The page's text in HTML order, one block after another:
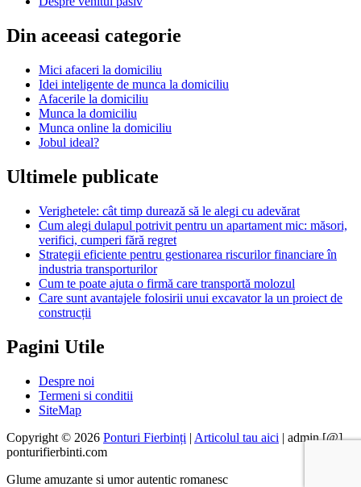
Din aceeasi categorie
Mici afaceri la domiciliu
Idei inteligente de munca la domiciliu
Afacerile la domiciliu
Munca la domiciliu
Munca online la domiciliu
Jobul ideal?
Ultimele publicate
Verighetele: cât timp durează să le alegi cu adevărat
Cum alegi dulapul potrivit pentru un apartament mic: măsori,
verifici, cumperi fără regret
Strategii eficiente pentru gestionarea riscurilor financiare în
industria transporturilor
Cum te poate ajuta o firmă care transportă molozul
Care sunt avantajele folosirii unui excavator la un proiect de
construcții
Pagini Utile
Despre noi
Termeni si conditii
SiteMap
Copyright © 2026 Ponturi Fierbinți | Articolul tau aici | admin [@]
ponturifierbinti.com
Glume amuzante si umor autentic romanesc